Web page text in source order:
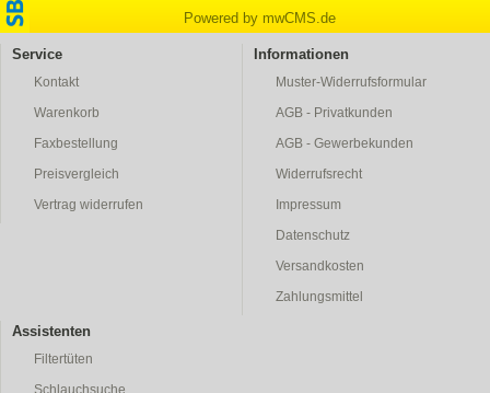
Powered by mwCMS.de
Service
Kontakt
Warenkorb
Faxbestellung
Preisvergleich
Vertrag widerrufen
Informationen
Muster-Widerrufsformular
AGB - Privatkunden
AGB - Gewerbekunden
Widerrufsrecht
Impressum
Datenschutz
Versandkosten
Zahlungsmittel
Assistenten
Filtertüten
Schlauchsuche